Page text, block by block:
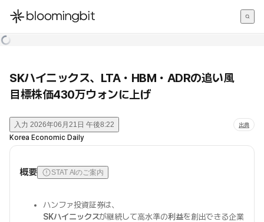
한국어
SKハイニックス、LTA・HBM・ADRの追い風
目標株価430万ウォンに上げ
入力 2026年06月21日 午後8:22 出典
Korea Economic Daily
概要 STAT AIのご案内
ハンファ投資証券は、
SKハイニックスが継続して高水準の利益を創出できる企業